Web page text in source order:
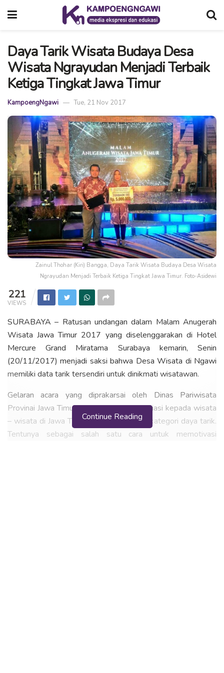
Daya Tarik Wisata Budaya Desa
Wisata Ngrayudan Menjadi Terbaik
Ketiga Tingkat Jawa Timur
KampoengNgawi Tue, 21 Nov 2017
Zainul Thohar (Kiri) Bangga, Daya Tarik Wisata Budaya Desa Wisata
Ngrayudan Menjadi Terbaik Ketiga Tingkat Jawa Timur. Foto-Asidewi
221
VIEWS
SURABAYA – Ratusan undangan dalam Malam Anugerah
Wisata Jawa Timur 2017 yang diselenggarakan di Hotel
Mercure Grand Miratama Surabaya kemarin, Senin
(20/11/2017) menjadi saksi bahwa Desa Wisata di Ngawi
memiliki data tarik tersendiri untuk dinikmati wisatawan.
Gelaran acara yang diprakarsai oleh Dinas Pariwisata
Provinai Jawa Timur ini memberikan apresiasi kepada wisata
– wisata di Jawa Timur dengan berbagai kategori daya tarik.
Tentunya sebagai salah satu cara untuk memotivasi
Continue Reading